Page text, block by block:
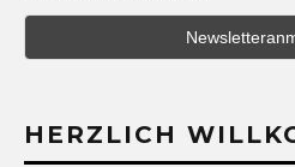
HERZLICH